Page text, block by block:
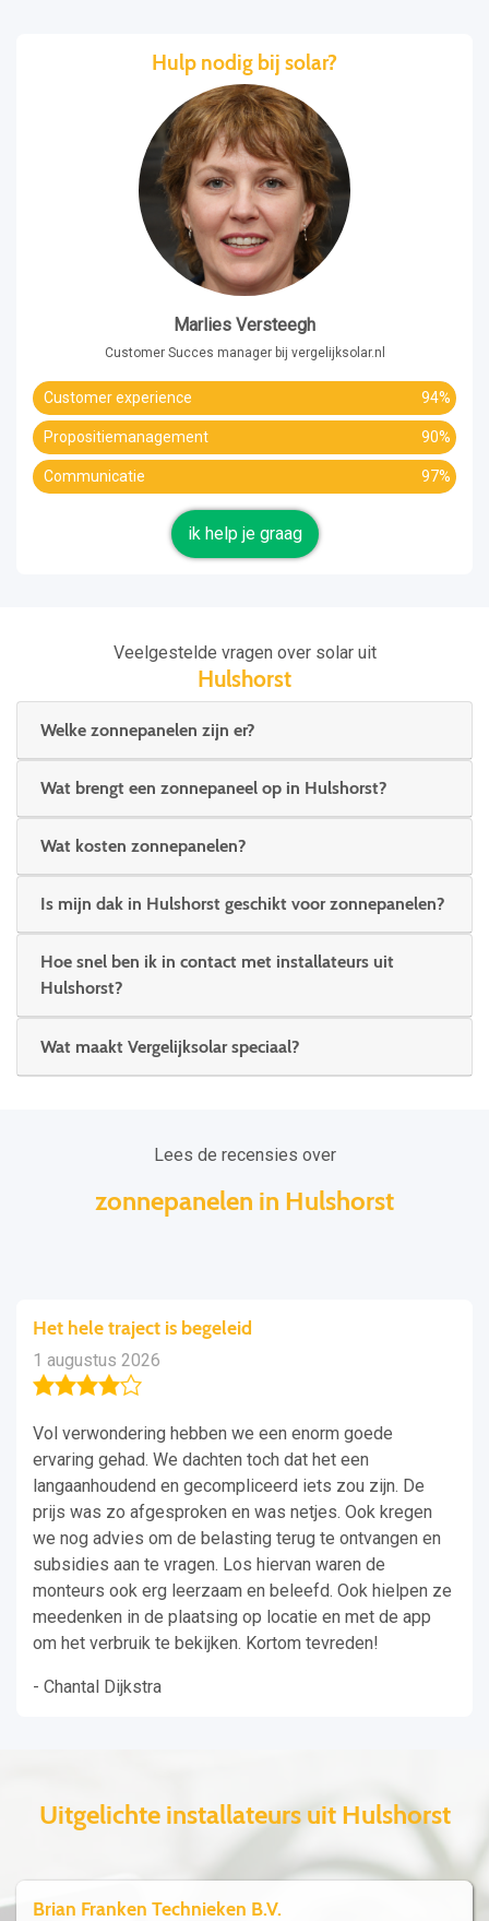
Hulp nodig bij solar?
Marlies Versteegh
Customer Succes manager bij vergelijksolar.nl
Customer experience 94%
Propositiemanagement 90%
Communicatie 97%
ik help je graag
Veelgestelde vragen over solar uit
Hulshorst
Welke zonnepanelen zijn er?
Wat brengt een zonnepaneel op in Hulshorst?
Wat kosten zonnepanelen?
Is mijn dak in Hulshorst geschikt voor zonnepanelen?
Hoe snel ben ik in contact met installateurs uit
Hulshorst?
Wat maakt Vergelijksolar speciaal?
Lees de recensies over
zonnepanelen in Hulshorst
Het hele traject is begeleid
1 augustus 2026
Vol verwondering hebben we een enorm goede
ervaring gehad. We dachten toch dat het een
langaanhoudend en gecompliceerd iets zou zijn. De
prijs was zo afgesproken en was netjes. Ook kregen
we nog advies om de belasting terug te ontvangen en
subsidies aan te vragen. Los hiervan waren de
monteurs ook erg leerzaam en beleefd. Ook hielpen ze
meedenken in de plaatsing op locatie en met de app
om het verbruik te bekijken. Kortom tevreden!
- Chantal Dijkstra
Uitgelichte installateurs uit Hulshorst
Brian Franken Technieken B.V.